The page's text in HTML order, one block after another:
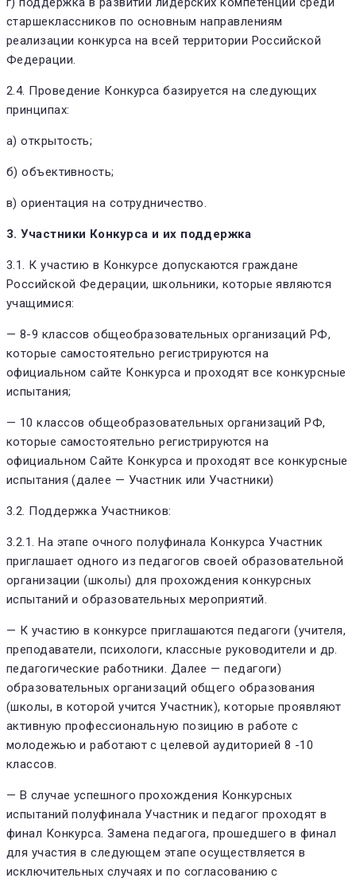
старшеклассников по основным направлениям
реализации конкурса на всей территории Российской
Федерации.
2.4. Проведение Конкурса базируется на следующих
принципах:
а) открытость;
б) объективность;
в) ориентация на сотрудничество.
3. Участники Конкурса и их поддержка
3.1. К участию в Конкурсе допускаются граждане
Российской Федерации, школьники, которые являются
учащимися:
— 8-9 классов общеобразовательных организаций РФ,
которые самостоятельно регистрируются на
официальном сайте Конкурса и проходят все конкурсные
испытания;
— 10 классов общеобразовательных организаций РФ,
которые самостоятельно регистрируются на
официальном Сайте Конкурса и проходят все конкурсные
испытания (далее — Участник или Участники)
3.2. Поддержка Участников:
3.2.1. На этапе очного полуфинала Конкурса Участник
приглашает одного из педагогов своей образовательной
организации (школы) для прохождения конкурсных
испытаний и образовательных мероприятий.
— К участию в конкурсе приглашаются педагоги (учителя,
преподаватели, психологи, классные руководители и др.
педагогические работники. Далее — педагоги)
образовательных организаций общего образования
(школы, в которой учится Участник), которые проявляют
активную профессиональную позицию в работе с
молодежью и работают с целевой аудиторией 8 -10
классов.
— В случае успешного прохождения Конкурсных
испытаний полуфинала Участник и педагог проходят в
финал Конкурса. Замена педагога, прошедшего в финал
для участия в следующем этапе осуществляется в
исключительных случаях и по согласованию с